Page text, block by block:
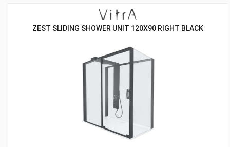
ZEST SLIDING SHOWER UNIT 120X90 RIGHT BLACK